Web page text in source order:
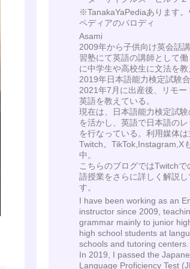
※TanakaYaPediaあります。
ペディアのパロディ
Asami
2009年から子供向け英会話
習塾にて英語の講師として働
に中学生や高校生に文法を教
2019年日本語能力検定試験合
2021年7月に出産後、リモー
英語を教えている。
現在は、日本語能力検定試験
を活かし、英語で日本語のレ
を行なっている。利用媒体は
Twitch。TikTok,Instagram,X
中。
こちらのブログではTwitchで
語授業をさらに詳しく解説し
す。
I have been working as an
instructor since 2009,
grammar mainly to junior
high school students at
schools and tutoring centers.
In 2019, I passed the
Language Proficiency Test